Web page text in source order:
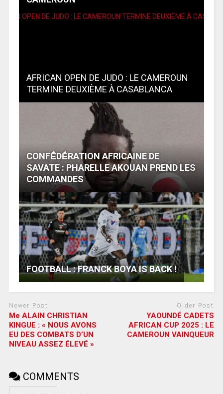
AFRICAN OPEN DE JUDO : LE CAMEROUN
TERMINE DEUXIÈME À CASABLANCA
CONFḖDḖRATION AFRICAINE DE
SAVATE : PHARELLE AKOUAN PREND LES
COMMANDES
FOOTBALL : FRANCK BOYA IS BACK !
Newer Post
Me ALAIN CHRISTIAN
KINGUE : « NOUS AVONS
EU DES COMBATS D’UN
NIVEAU ASSEZ ÉLEVÉ »
Older Post
YAOUNDÉ CADETS
AFRICAN CUP 2025 : LE
CAMEROUN VAINQUEUR
COMMENTS